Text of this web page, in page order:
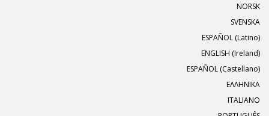
NORSK
SVENSKA
ESPAÑOL (Latino)
ENGLISH (Ireland)
ESPAÑOL (Castellano)
ΕΛΛΗΝΙΚA
ITALIANO